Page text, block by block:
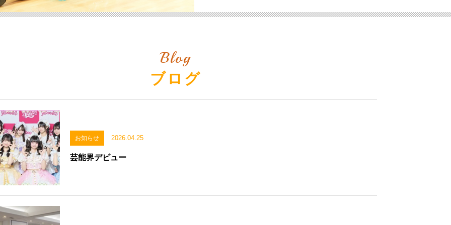
Blog
ブログ
お知らせ 2026.04.25
芸能界デビュー